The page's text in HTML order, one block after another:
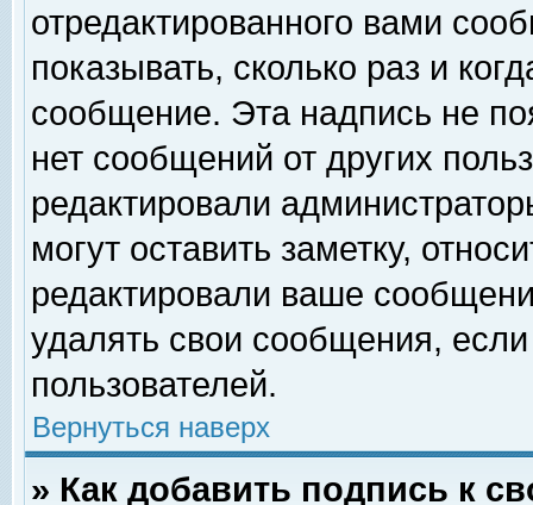
отредактированного вами
показывать, сколько раз и
сообщение. Эта надпись не
нет сообщений от других
редактировали
могут оставить заметку,
редактировали ваше
удалять свои сообщения,
пользователей.
Вернуться наверх
» Как добавить подпись к